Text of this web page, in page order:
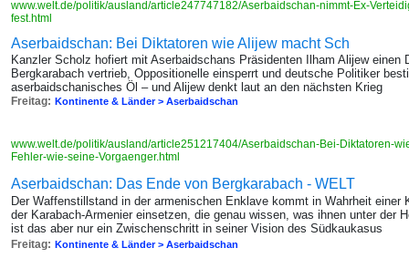
www.welt.de/politik/ausland/article247747182/Aserbaidschan-nimmt-Ex-
fest.html
Aserbaidschan: Bei Diktatoren wie Alijew macht Sch
Kanzler Scholz hofiert mit Aserbaidschans Präsidenten Ilham Alijew einen
Bergkarabach vertrieb, Oppositionelle einsperrt und deutsche Politiker
aserbaidschanisches Öl – und Alijew denkt laut an den nächsten Krieg
Freitag: Kontinente & Länder > Aserbaidschan
www.welt.de/politik/ausland/article251217404/Aserbaidschan-Bei-Diktatoren-
Fehler-wie-seine-Vorgaenger.html
Aserbaidschan: Das Ende von Bergkarabach - WELT
Der Waffenstillstand in der armenischen Enklave kommt in Wahrheit
der Karabach-Armenier einsetzen, die genau wissen, was ihnen unter der
ist das aber nur ein Zwischenschritt in seiner Vision des Südkaukasus
Freitag: Kontinente & Länder > Aserbaidschan